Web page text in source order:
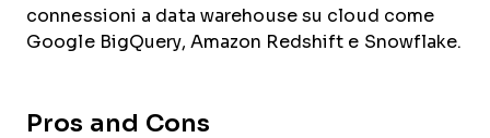
connessioni a data warehouse su cloud come
Google BigQuery, Amazon Redshift e Snowflake.
Pros and Cons